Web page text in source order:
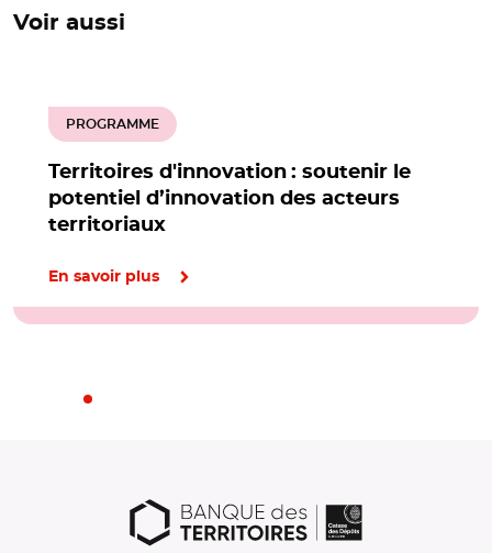
Voir aussi
Territoires d'innovation : soutenir le
potentiel d’innovation des acteurs
territoriaux
PROGRAMME
En savoir plus